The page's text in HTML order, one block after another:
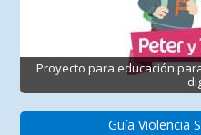
Proyecto para educación
Guía Violencia